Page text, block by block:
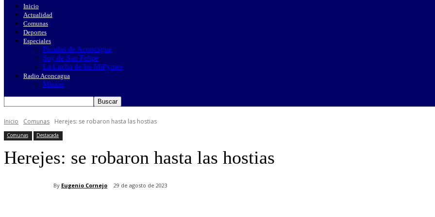
Inicio
Actualidad
Comunas
Deportes
Especiales
Picadas de Aconcagua
Soy de San Felipe
La Lucha de las MiPymes
Radio Aconcagua
Misión
Inicio Comunas Herejes: se robaron hasta las hostias
Comunas Destacada
Herejes: se robaron hasta las hostias
By Eugenio Cornejo 29 de agosto de 2023